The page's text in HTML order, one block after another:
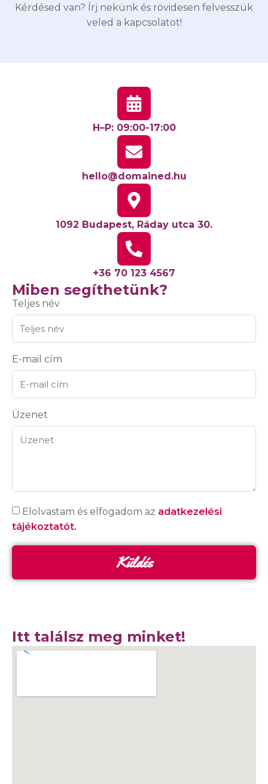
Kérdésed van? Írj nekünk és rövidesen felvesszük
veled a kapcsolatot!
Miben segíthetünk?
Teljes név
E-mail cím
Üzenet
Elolvastam és elfogadom az adatkezelési
tájékoztatót.
Küldés
H–P: 09:00-17:00
hello@domained.hu
1092 Budapest, Ráday utca 30.
+36 70 123 4567
Itt találsz meg minket!